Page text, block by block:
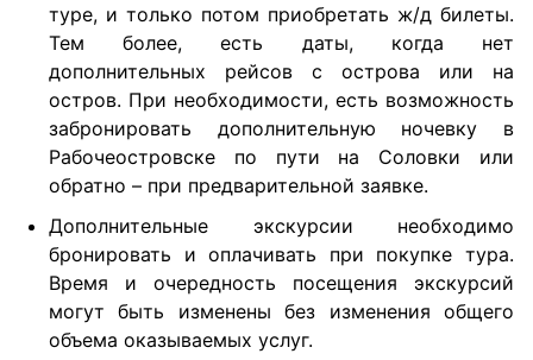
туре, и только потом приобретать ж/д билеты.
Тем более, есть даты, когда нет
дополнительных рейсов с острова или на
остров. При необходимости, есть возможность
забронировать дополнительную ночевку в
Рабочеостровске по пути на Соловки или
обратно – при предварительной заявке.
Дополнительные экскурсии необходимо
бронировать и оплачивать при покупке тура.
Время и очередность посещения экскурсий
могут быть изменены без изменения общего
объема оказываемых услуг.